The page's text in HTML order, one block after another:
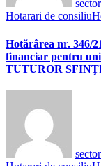
Hotarari de consiliu
Hotărârea nr. 346/
financiar pentru
TUTUROR